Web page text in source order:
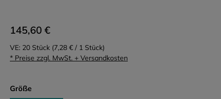
145,60 €
VE: 20 Stück (7,28 € / 1 Stück)
* Preise zzgl. MwSt. + Versandkosten
Größeauswählen